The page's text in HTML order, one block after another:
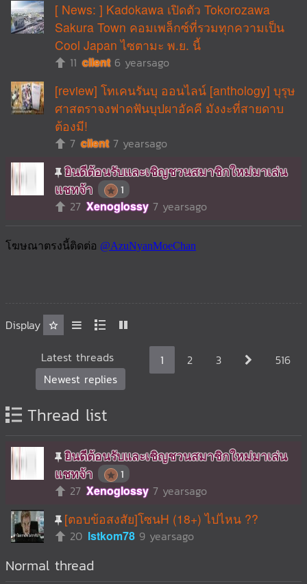
[ News: ] Kadokawa เปิดตัว Tokorozawa
Sakura Town คอมเพล็กซ์ที่รวมทุกความเป็น
Cool Japan ไซตามะ พ.ย. นี้
11 cilent 6 yearsago
[review] โทเคนรันบุ ออนไลน์ [anthology] บุรุษ
ศาสตราจงฟาดฟันบุปผาอัคคี มังงะที่สายดาบ
ต้องมี!
7 cilent 7 yearsago
ยินดีต้อนรับและเชิญชวนสมาชิกใหม่มาเล่น
แชทจ้า
1
27 Xenoglossy 7 yearsago
Display
1 2 3 516
Latest threads
Newest replies
Thread list
ยินดีต้อนรับและเชิญชวนสมาชิกใหม่มาเล่น
แชทจ้า
1
27 Xenoglossy 7 yearsago
[ตอบข้อสงสัย]โซนH (18+) ไปไหน ??
20 lstkom78 9 yearsago
Normal thread